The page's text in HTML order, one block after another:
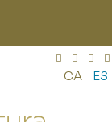
CA ES